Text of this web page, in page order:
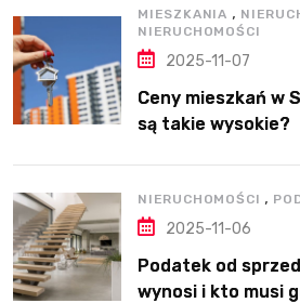
MIESZKANIA ,
NIERUCHOMOŚCI
2025-11-07
Ceny mieszkań w
są takie wysokie?
NIERUCHOMOŚCI ,
2025-11-06
Podatek od
wynosi i kto musi